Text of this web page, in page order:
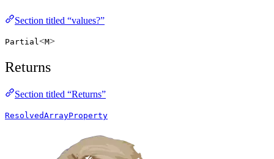
Section titled “values?”
Partial<M>
Returns
Section titled “Returns”
ResolvedArrayProperty